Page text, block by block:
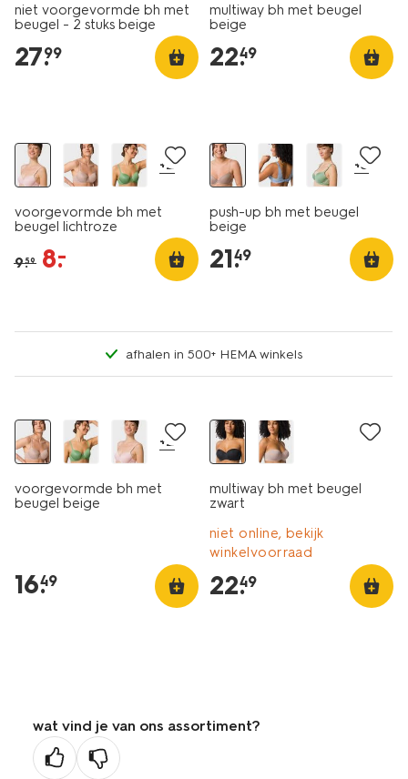
niet voorgevormde bh met
beugel - 2 stuks beige
27.
99
multiway bh met beugel
beige
22.
49
+2
voorgevormde bh met
beugel lichtroze
9.59 8.
–
+3
push-up bh met beugel
beige
21.
49
afhalen in 500+ HEMA winkels
+2
voorgevormde bh met
beugel beige
16.
49
multiway bh met beugel
zwart
niet online, bekijk
winkelvoorraad
22.
49
wat vind je van ons assortiment?